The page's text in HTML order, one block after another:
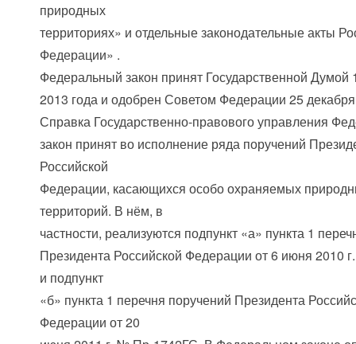
природных
территориях» и отдельные законодательные акты
Федерации» .
Федеральный закон принят Государственной Думой
2013 года и одобрен Советом Федерации 25
Справка Государственно-правового управления
закон принят во исполнение ряда поручений
Российской
Федерации, касающихся особо охраняемых
территорий. В нём, в
частности, реализуются подпункт «а» пункта 1
Президента Российской Федерации от 6 июня 2010
и подпункт
«б» пункта 1 перечня поручений Президента
Федерации от 20